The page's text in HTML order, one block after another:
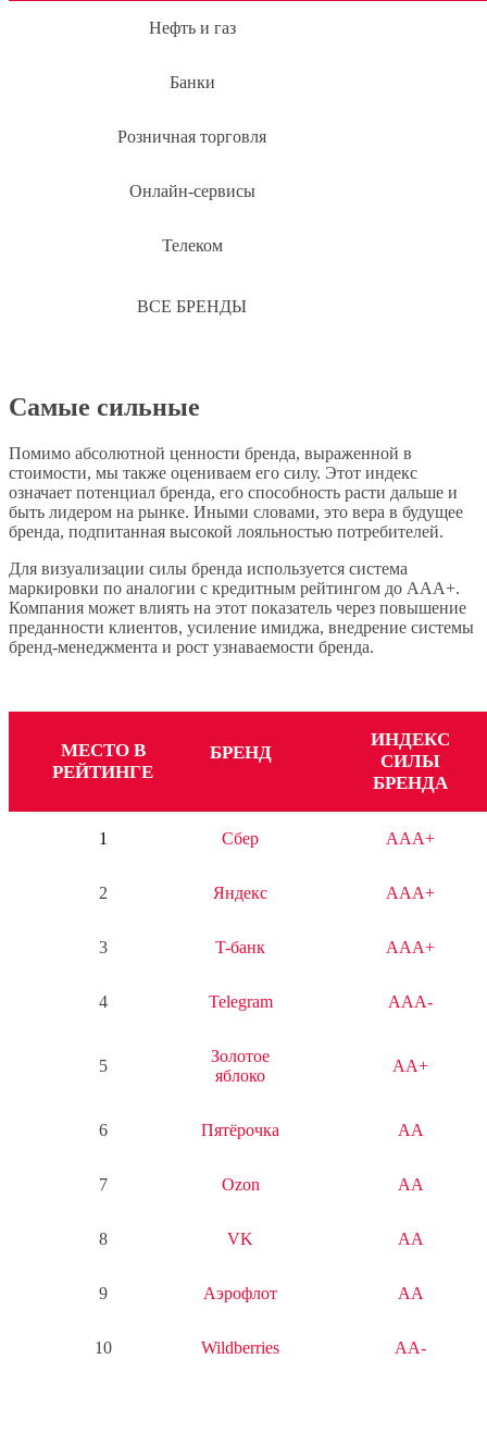
Нефть и газ
Банки
Розничная торговля
Онлайн-сервисы
Телеком
ВСЕ БРЕНДЫ
Самые сильные
Помимо абсолютной ценности бренда, выраженной в
стоимости, мы также оцениваем его силу. Этот индекс
означает потенциал бренда, его способность расти дальше и
быть лидером на рынке. Иными словами, это вера в будущее
бренда, подпитанная высокой лояльностью потребителей.
Для визуализации силы бренда используется система
маркировки по аналогии с кредитным рейтингом до AAA+.
Компания может влиять на этот показатель через повышение
преданности клиентов, усиление имиджа, внедрение системы
бренд-менеджмента и рост узнаваемости бренда.
МЕСТО В
РЕЙТИНГЕ
БРЕНД
ИНДЕКС
СИЛЫ
БРЕНДА
1 Сбер AAA+
2 Яндекс AAA+
3 T-банк AAA+
4 Telegram AAA-
5
Золотое
яблоко
AA+
6 Пятёрочка AA
7 Ozon AA
8 VK AA
9 Аэрофлот AA
10 Wildberries AA-